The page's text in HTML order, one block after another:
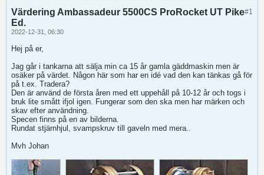
#1
Värdering Ambassadeur 5500CS ProRocket UT Pike
Ed.
2022-12-31, 06:30
Hej på er,
Jag går i tankarna att sälja min ca 15 år gamla gäddmaskin men är
osäker på värdet. Någon här som har en idé vad den kan tänkas gå för
på t.ex. Tradera?
Den är använd de första åren med ett uppehåll på 10-12 år och togs i
bruk lite smått ifjol igen. Fungerar som den ska men har märken och
skav efter användning.
Specen finns på en av bilderna.
Rundat stjärnhjul, svampskruv till gaveln med mera..
Mvh Johan